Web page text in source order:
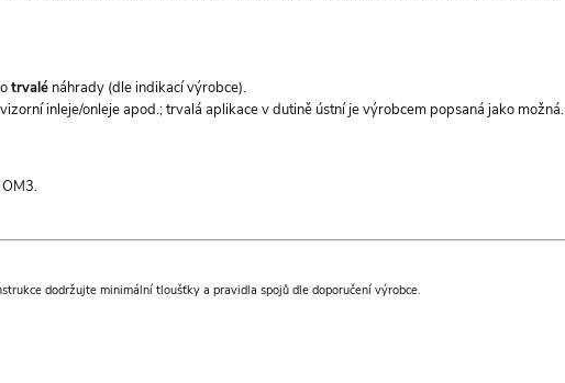
trvalé náhrady (dle indikací výrobce).
inleje/onleje apod.; trvalá aplikace v dutině ústní je výrobcem popsaná jako možná.
dodržujte minimální tloušťky a pravidla spojů dle doporučení výrobce.